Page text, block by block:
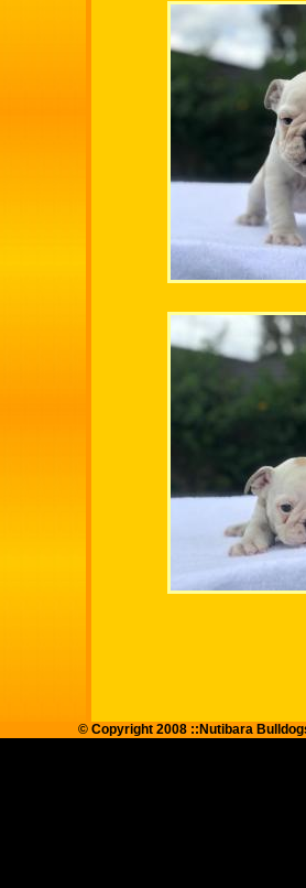
© Copyright 2008 :: Nutibara